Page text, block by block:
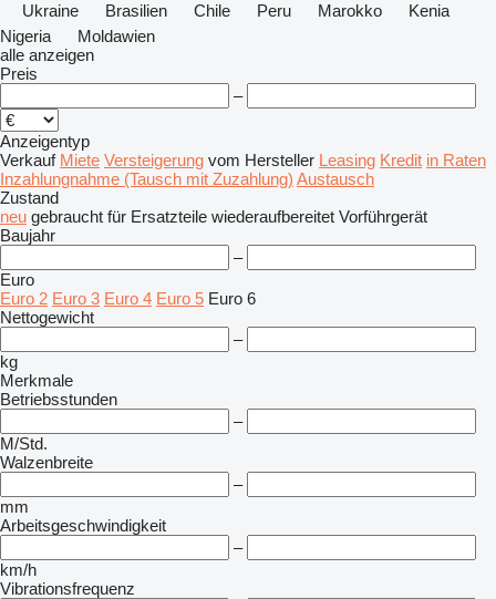
Ukraine
Brasilien Chile Peru Marokko
Kenia
Nigeria
Moldawien
alle anzeigen
Preis
–
Anzeigentyp
Verkauf Miete Versteigerung vom Hersteller Leasing Kredit in Raten
Inzahlungnahme (Tausch mit Zuzahlung) Austausch
Zustand
neu gebraucht für Ersatzteile wiederaufbereitet Vorführgerät
Baujahr
–
Euro
Euro 2 Euro 3 Euro 4 Euro 5 Euro 6
Nettogewicht
–
kg
Merkmale
Betriebsstunden
–
M/Std.
Walzenbreite
–
mm
Arbeitsgeschwindigkeit
–
km/h
Vibrationsfrequenz